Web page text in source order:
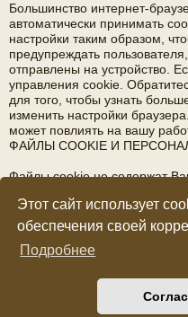
Этот сайт использует
обеспечения своей
Подробнее
Большинство интернет-
автоматически принимать
настройки таким образом,
предупреждать
отправлены на устройство.
управления cookie.
для того, чтобы узнать
изменить настройки
может повлиять на вашу
ФАЙЛЫ COOKIE И
Файлы cookie не содержат
благодаря которым
Файлы cookie не содержат
электронной почты,
Создано на